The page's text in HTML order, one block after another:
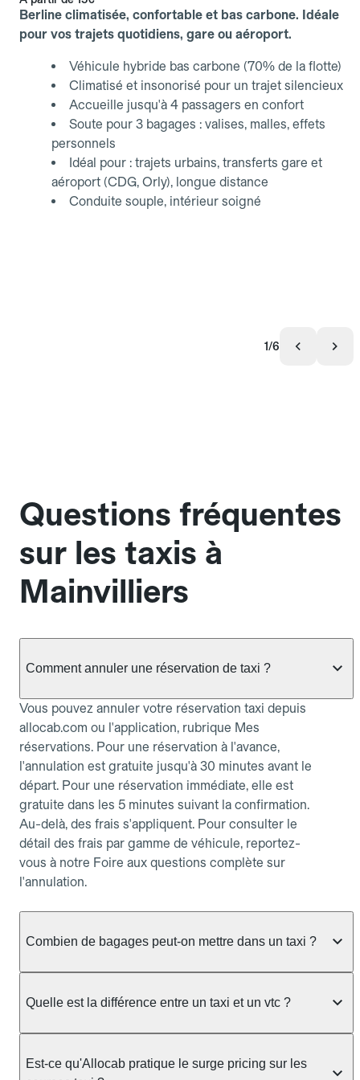
Berline climatisée, confortable et bas carbone. Idéale
pour vos trajets quotidiens, gare ou aéroport.
Véhicule hybride bas carbone (70% de la flotte)
Climatisé et insonorisé pour un trajet silencieux
Accueille jusqu'à 4 passagers en confort
Soute pour 3 bagages : valises, malles, effets
personnels
Idéal pour : trajets urbains, transferts gare et
aéroport (CDG, Orly), longue distance
Conduite souple, intérieur soigné
1/6
Questions fréquentes
sur les taxis à
Mainvilliers
Comment annuler une réservation de taxi ?
Vous pouvez annuler votre réservation taxi depuis
allocab.com ou l'application, rubrique Mes
réservations. Pour une réservation à l'avance,
l'annulation est gratuite jusqu'à 30 minutes avant le
départ. Pour une réservation immédiate, elle est
gratuite dans les 5 minutes suivant la confirmation.
Au-delà, des frais s'appliquent. Pour consulter le
détail des frais par gamme de véhicule, reportez-
vous à notre Foire aux questions complète sur
l'annulation.
Combien de bagages peut-on mettre dans un taxi ?
taxi berline accueille en général jusqu'à 3 bagages
ou nombreux, précisez-le dans le champ "Message
au chauffeur" lors de la réservation. Le prix n'est
Quelle est la différence entre un taxi et un vtc ?
prendre en charge directement dans la rue, à une
Est-ce qu'Allocab pratique le surge pricing sur les